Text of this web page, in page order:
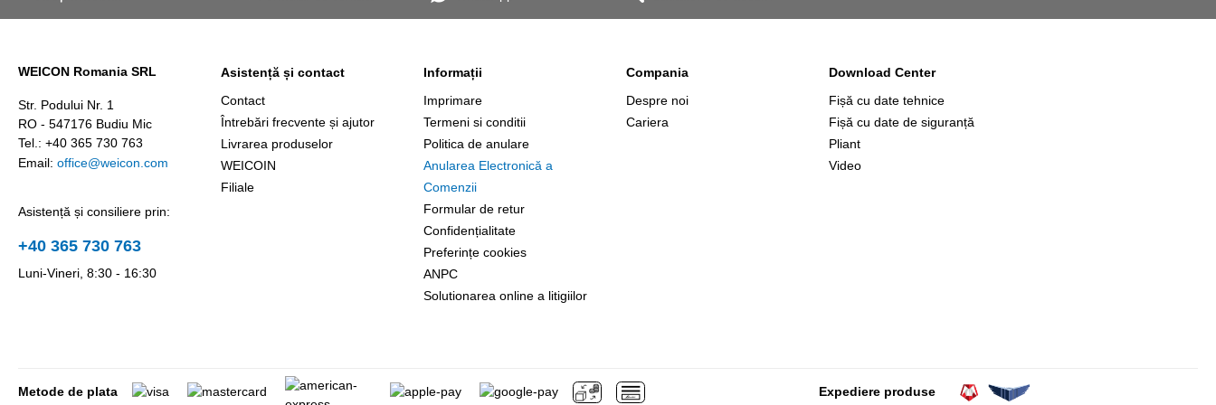
WEICON Romania SRL
Str. Podului Nr. 1
RO - 547176 Budiu Mic
Tel.: +40 365 730 763
Email: office@weicon.com
Asistență și consiliere prin:
+40 365 730 763
Luni-Vineri, 8:30 - 16:30
Asistență și contact
Contact
Întrebări frecvente și ajutor
Livrarea produselor
WEICOIN
Filiale
Informații
Imprimare
Termeni si conditii
Politica de anulare
Anularea Electronică a
Comenzii
Formular de retur
Confidențialitate
Preferințe cookies
ANPC
Solutionarea online a litigiilor
Compania
Despre noi
Cariera
Download Center
Fișă cu date tehnice
Fișă cu date de siguranță
Pliant
Video
Metode de plata Expediere produse